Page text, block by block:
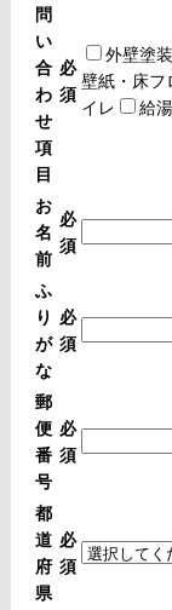
問
い
合
わ
せ
項
目
必
須
外壁塗装
壁紙・床フ
イレ
給
お
名
前
必
須
ふ
り
が
な
必
須
郵
便
番
号
必
須
都
道
府
県
必
須